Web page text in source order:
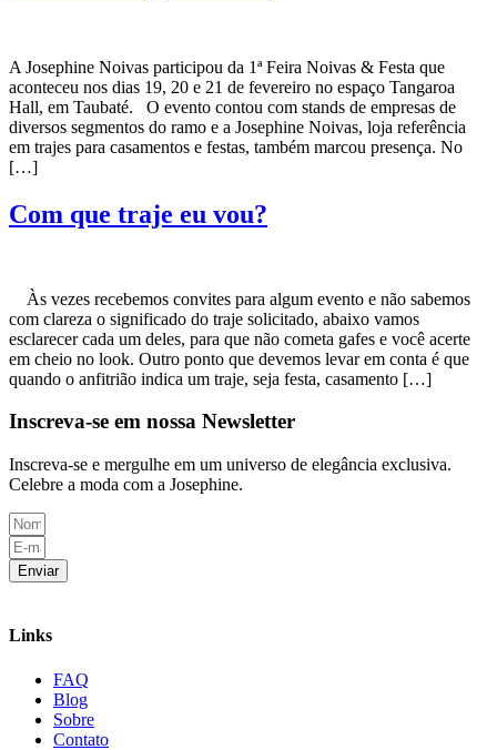
A Josephine Noivas participou da 1ª Feira Noivas & Festa que
aconteceu nos dias 19, 20 e 21 de fevereiro no espaço Tangaroa
Hall, em Taubaté. O evento contou com stands de empresas de
diversos segmentos do ramo e a Josephine Noivas, loja referência
em trajes para casamentos e festas, também marcou presença. No
[…]
Com que traje eu vou?
Às vezes recebemos convites para algum evento e não sabemos
com clareza o significado do traje solicitado, abaixo vamos
esclarecer cada um deles, para que não cometa gafes e você acerte
em cheio no look. Outro ponto que devemos levar em conta é que
quando o anfitrião indica um traje, seja festa, casamento […]
Inscreva-se em nossa Newsletter
Inscreva-se e mergulhe em um universo de elegância exclusiva.
Celebre a moda com a Josephine.
Enviar
Links
FAQ
Blog
Sobre
Contato